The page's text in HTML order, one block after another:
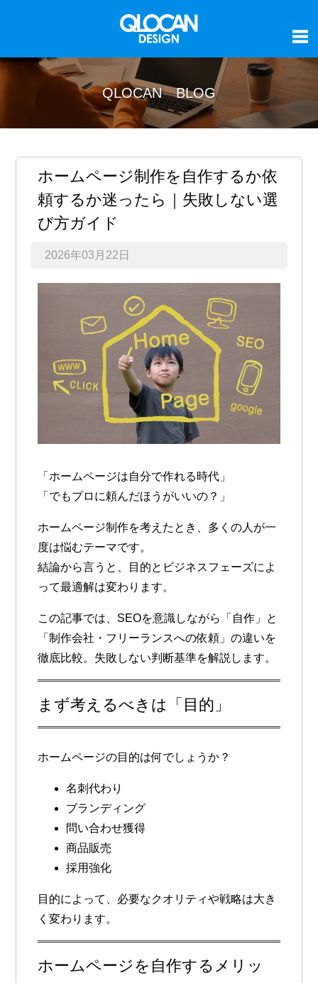
QLOCAN BLOG
ホームページ制作を自作するか依
頼するか迷ったら｜失敗しない選
び方ガイド
2026年03月22日
「ホームページは自分で作れる時代」
「でもプロに頼んだほうがいいの？」
ホームページ制作を考えたとき、多くの人が一
度は悩むテーマです。
結論から言うと、
目的とビジネスフェーズによ
って最適解は変わります。
この記事では、SEOを意識しながら「自作」と
「制作会社・フリーランスへの依頼」の違いを
徹底比較。失敗しない判断基準を解説します。
まず考えるべきは「目的」
ホームページの目的は何でしょうか？
名刺代わり
ブランディング
問い合わせ獲得
商品販売
採用強化
目的によって、必要なクオリティや戦略は大き
く変わります。
ホームページを自作するメリッ